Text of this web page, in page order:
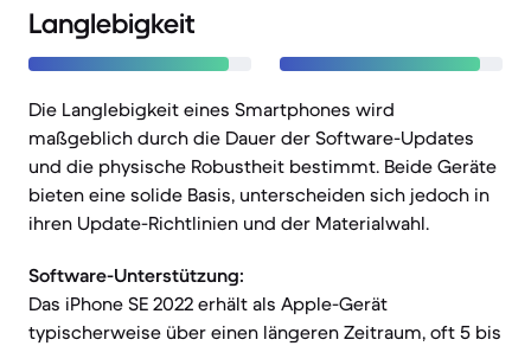
Langlebigkeit
Die Langlebigkeit eines Smartphones wird
maßgeblich durch die Dauer der Software-Updates
und die physische Robustheit bestimmt. Beide Geräte
bieten eine solide Basis, unterscheiden sich jedoch in
ihren Update-Richtlinien und der Materialwahl.
Software-Unterstützung:
Das iPhone SE 2022 erhält als Apple-Gerät
typischerweise über einen längeren Zeitraum, oft 5 bis